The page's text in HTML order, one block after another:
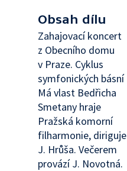
Obsah dílu
Zahajovací koncert
z Obecního domu
v Praze. Cyklus
symfonických básní
Má vlast Bedřicha
Smetany hraje
Pražská komorní
filharmonie, diriguje
J. Hrůša. Večerem
provází J. Novotná.